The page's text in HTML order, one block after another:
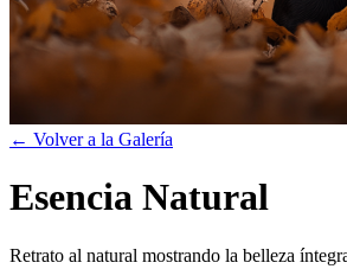
← Volver a la Galería
Esencia Natural
Retrato al natural mostrando la belleza